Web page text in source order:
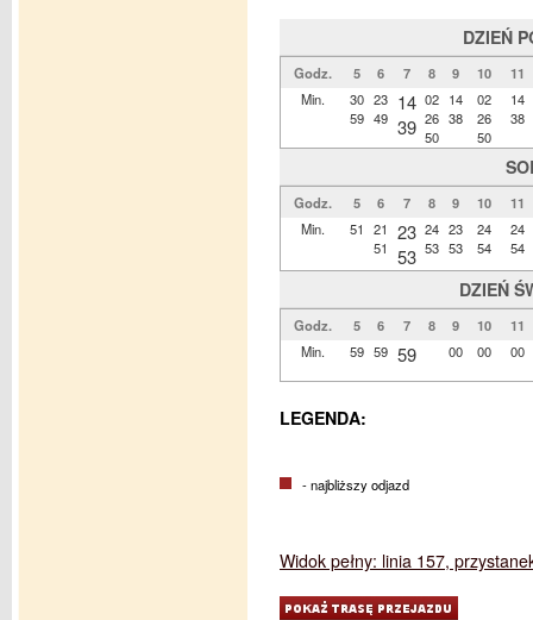
DZIEŃ
Godz. 5 6 7 8 9 10
11
Min.
30
59
23
49
14
39
02
26
50
14
38
02
26
50
14
38
Godz. 5 6 7 8 9 10
11
Min.
51
21
51
23
53
24
53
23
53
24
54
24
54
DZIEŃ
Godz. 5 6 7 8 9 10
11
Min.
59 59 59 00 00 00
LEGENDA:
- najbliższy odjazd
Widok pełny: linia 157,